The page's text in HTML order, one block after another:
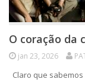
O coração da
jan 23, 2026
Claro que